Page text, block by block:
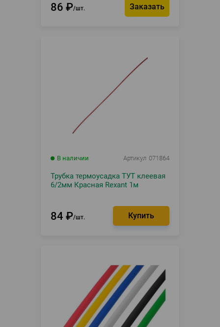
86 ₽ шт. Заказать
В наличии Артикул 071864
Трубка термоусадка ТУТ клеевая
6/2мм Красная Rexant 1м
84 ₽ шт.